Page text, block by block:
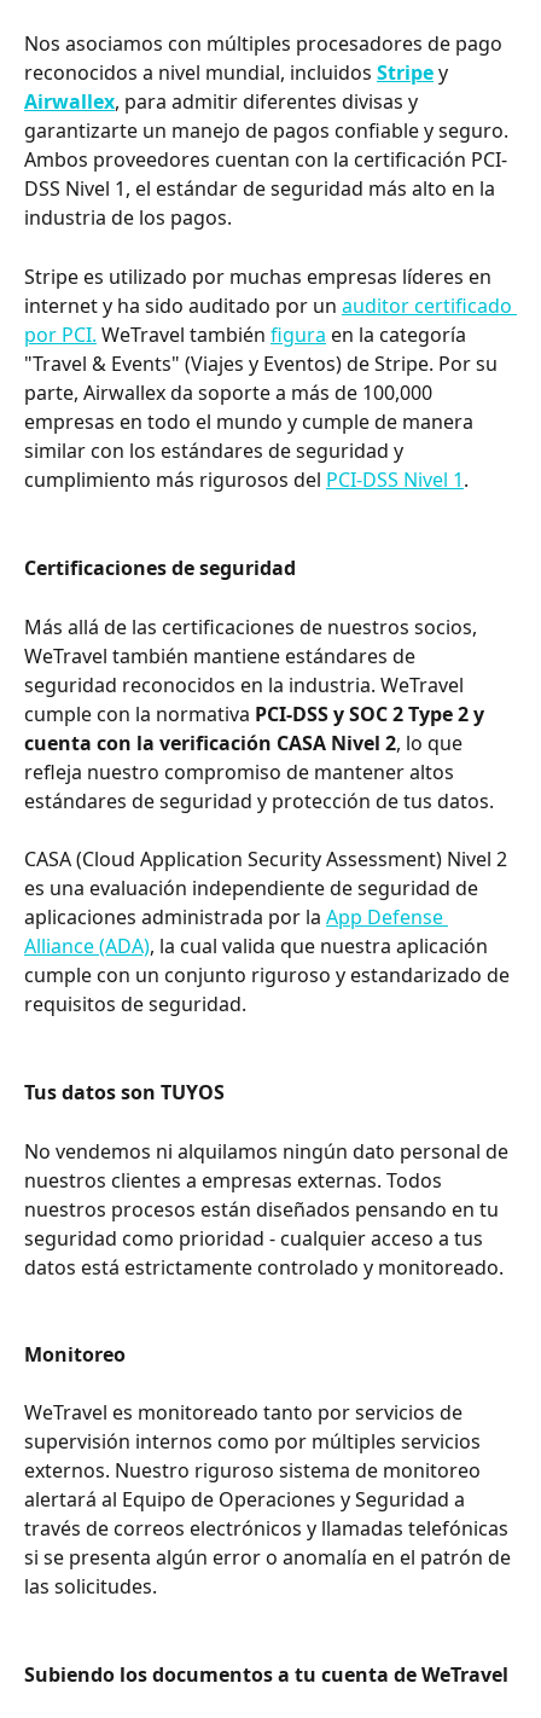
Nos asociamos con múltiples procesadores de pago
reconocidos a nivel mundial, incluidos Stripe y
Airwallex, para admitir diferentes divisas y
garantizarte un manejo de pagos confiable y seguro.
Ambos proveedores cuentan con la certificación PCI-
DSS Nivel 1, el estándar de seguridad más alto en la
industria de los pagos. ​
Stripe es utilizado por muchas empresas líderes en
internet y ha sido auditado por un auditor certificado
por PCI. WeTravel también figura en la categoría
"Travel & Events" (Viajes y Eventos) de Stripe. Por su
parte, Airwallex da soporte a más de 100,000
empresas en todo el mundo y cumple de manera
similar con los estándares de seguridad y
cumplimiento más rigurosos del PCI-DSS Nivel 1.
Certificaciones de seguridad
Más allá de las certificaciones de nuestros socios,
WeTravel también mantiene estándares de
seguridad reconocidos en la industria. WeTravel
cumple con la normativa PCI-DSSy SOC 2 Type 2 y
cuenta con la verificación CASA Nivel 2, lo que
refleja nuestro compromiso de mantener altos
estándares de seguridad y protección de tus datos.
CASA (Cloud Application Security Assessment) Nivel 2
es una evaluación independiente de seguridad de
aplicaciones administrada por la App Defense
Alliance (ADA), la cual valida que nuestra aplicación
cumple con un conjunto riguroso y estandarizado de
requisitos de seguridad.
Tus datos son TUYOS
No vendemos ni alquilamos ningún dato personal de
nuestros clientes a empresas externas. Todos
nuestros procesos están diseñados pensando en tu
seguridad como prioridad - cualquier acceso a tus
datos está estrictamente controlado y monitoreado.
Monitoreo
WeTravel es monitoreado tanto por servicios de
supervisión internos como por múltiples servicios
externos. Nuestro riguroso sistema de monitoreo
alertará al Equipo de Operaciones y Seguridad a
través de correos electrónicos y llamadas telefónicas
si se presenta algún error o anomalía en el patrón de
las solicitudes.
Subiendo los documentos a tu cuenta de WeTravel